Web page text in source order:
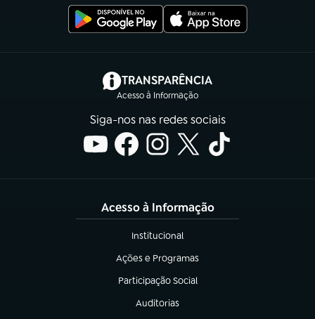
TRANSPARÊNCIA
Acesso à Informação
(abre em nova aba)
Siga-nos nas redes sociais
Acesso à Informação
Institucional
(abre em nova aba)
Ações e Programas
(abre em nova aba)
Participação Social
(abre em nova aba)
Auditorias
(abre em nova aba)